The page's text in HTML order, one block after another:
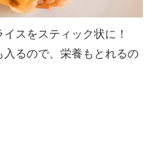
イスをスティック状に！
るので、栄養もとれるの